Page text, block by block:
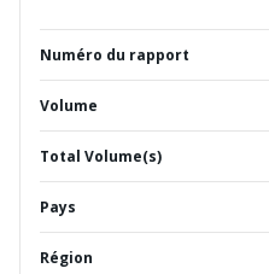
Numéro du rapport
Volume
Total Volume(s)
Pays
Région